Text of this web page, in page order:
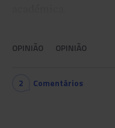
OPINIÃO OPINIÃO
2 Comentários